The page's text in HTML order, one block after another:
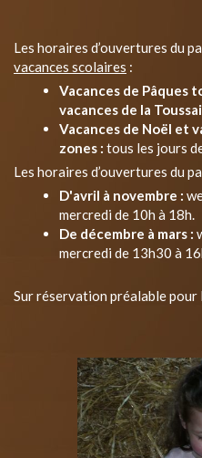
Les horaires d’ouvertures du
vacances scolaires :
Vacances de Pâques
vacances de la
Vacances de Noël et
zones : tous les jours
Les horaires d’ouvertures du
D'avril à novembre :
mercredi de 10h à 18h.
De décembre à mars :
mercredi de 13h30 à
Sur réservation préalable